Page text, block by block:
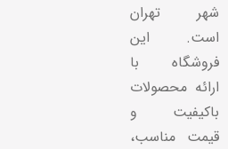
شهر تهران
است. این
فروشگاه با
ارائه محصولات
باکیفیت و
قیمت مناسب،